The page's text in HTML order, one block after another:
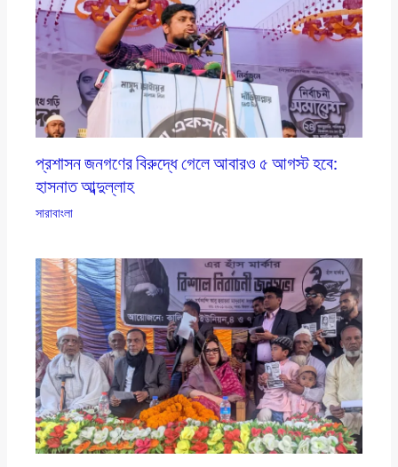
প্রশাসন জনগণের বিরুদ্ধে গেলে আবারও ৫ আগস্ট হবে:
হাসনাত আব্দুল্লাহ
সারাবাংলা